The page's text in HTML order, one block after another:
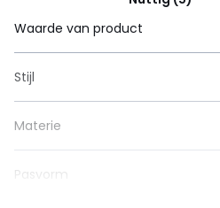
Waarde van product
Stijl
Materie
Pasvorm